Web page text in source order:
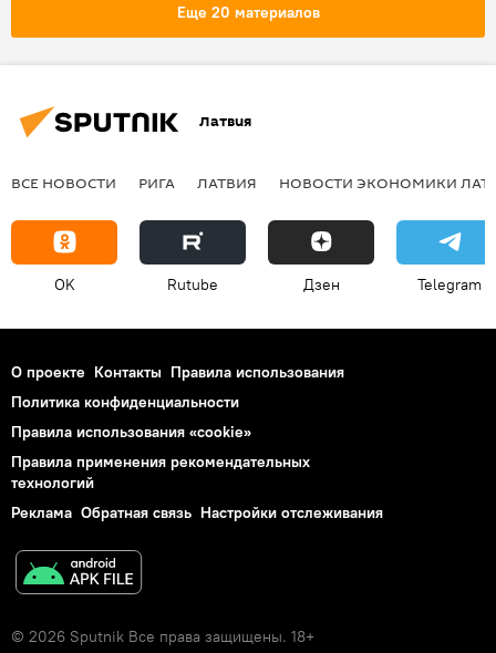
Еще 20 материалов
Латвия
ВСЕ НОВОСТИ РИГА ЛАТВИЯ НОВОСТИ ЭКОНОМИКИ
OK Rutube Дзен Telegram
О проекте Контакты Правила использования
Политика конфиденциальности
Правила использования «cookie»
Правила применения рекомендательных
технологий
Реклама Обратная связь Настройки отслеживания
© 2026 Sputnik Все права защищены. 18+